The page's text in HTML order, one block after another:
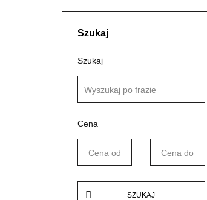
Szukaj
Szukaj
Cena
SZUKAJ